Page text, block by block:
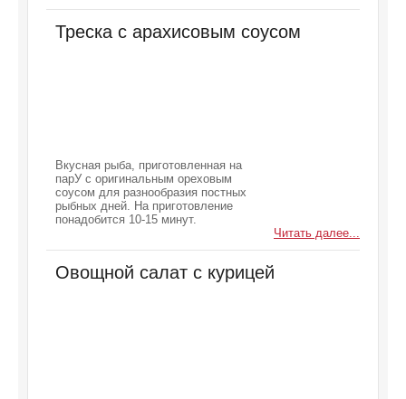
Треска с арахисовым соусом
Вкусная рыба, приготовленная на
парУ с оригинальным ореховым
соусом для разнообразия постных
рыбных дней. На приготовление
понадобится 10-15 минут.
Читать далее...
Овощной салат с курицей